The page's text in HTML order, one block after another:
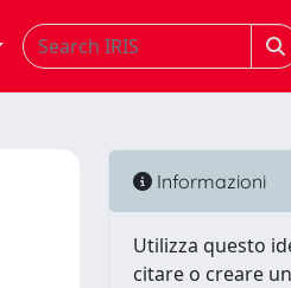
Informazioni
Utilizza questo
citare o creare